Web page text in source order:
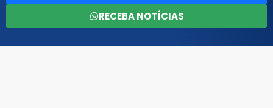
RECEBA NOTÍCIAS